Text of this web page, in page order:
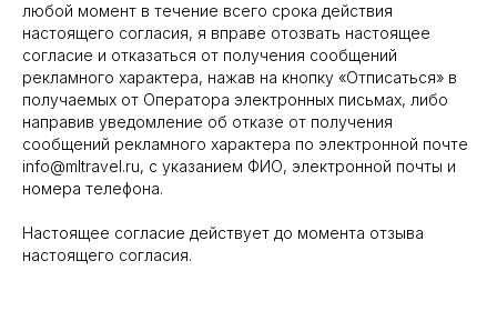
любой момент в течение всего срока действия
настоящего согласия, я вправе отозвать настоящее
согласие и отказаться от получения сообщений
рекламного характера, нажав на кнопку «Отписаться» в
получаемых от Оператора электронных письмах, либо
направив уведомление об отказе от получения
сообщений рекламного характера по электронной почте
info@mltravel.ru, с указанием ФИО, электронной почты и
номера телефона.
Настоящее согласие действует до момента отзыва
настоящего согласия.
Подписаться на рассылку
mail@example.com
Выберите то, что действительно интересно
вам:
Новости и специальные предложения
Визы и миграционное законодательство
Сувенирная продукция
MICE и организация мероприятий